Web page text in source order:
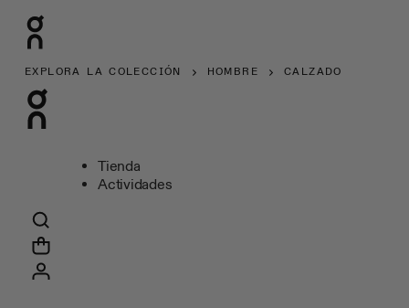
EXPLORA LA COLECCIÓN HOMBRE CALZADO
Tienda
Actividades